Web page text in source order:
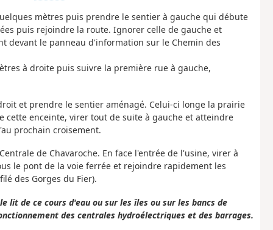
mètres puis prendre le sentier à gauche qui débute
puis rejoindre la route. Ignorer celle de gauche et
devant le panneau d'information sur le Chemin des
à droite puis suivre la première rue à gauche,
et prendre le sentier aménagé. Celui-ci longe la prairie
enceinte, virer tout de suite à gauche et atteindre
prochain croisement.
de Chavaroche. En face l'entrée de l'usine, virer à
le pont de la voie ferrée et rejoindre rapidement les
des Gorges du Fier).
lit de ce cours d'eau ou sur les îles ou sur les bancs de
des centrales hydroélectriques et des barrages.